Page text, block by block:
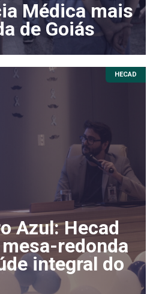
Médica mais
de Goiás
HECAD
Azul: Hecad
redonda
integral do